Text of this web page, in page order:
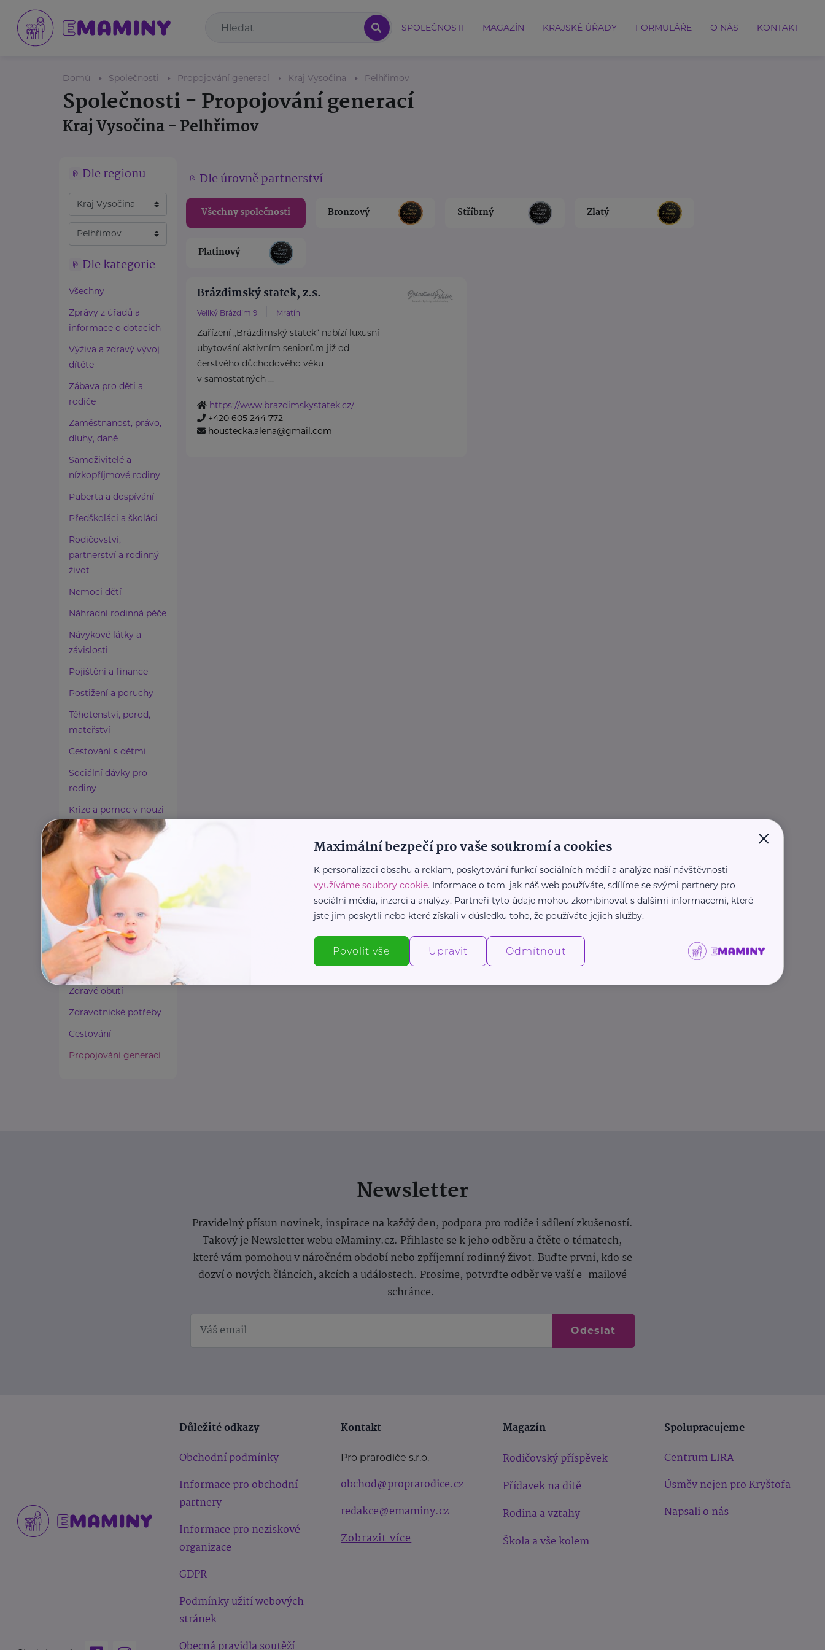
SPOLEČNOSTI MAGAZÍN KRAJSKÉ ÚŘADY FORMULÁŘE O NÁS KONTAKT
Domů Společnosti Propojování generací Kraj Vysočina Pelhřimov
Společnosti - Propojování generací
Kraj Vysočina - Pelhřimov
Dle regionu
Dle kategorie
Všechny
Zprávy z úřadů a
informace o dotacích
Výživa a zdravý vývoj
dítěte
Zábava pro děti a
rodiče
Zaměstnanost, právo,
dluhy, daně
Samoživitelé a
nízkopříjmové rodiny
Puberta a dospívání
Předškoláci a školáci
Rodičovství,
partnerství a rodinný
život
Nemoci dětí
Náhradní rodinná péče
Návykové látky a
závislosti
Pojištění a finance
Postižení a poruchy
Těhotenství, porod,
mateřství
Cestování s dětmi
Sociální dávky pro
rodiny
Krize a pomoc v nouzi
Paliativní péče
Rady a tipy
Harmonie duše a těla
Zaměstnávání osob ze
zdravotním
postižením
Lázeňství a wellness
Zdravé spaní a sezení
Zdravé obutí
Zdravotnické potřeby
Cestování
Propojování generací
Dle úrovně partnerství
Všechny společnosti Bronzový Stříbrný Zlatý
Platinový
Brázdimský statek, z.s.
Veliký Brázdim 9 Mratín
Zařízení „Brázdimský statek“ nabízí luxusní
ubytování aktivním seniorům již od
čerstvého důchodového věku
v samostatných ...
https://www.brazdimskystatek.cz/
+420 605 244 772
houstecka.alena@gmail.com
Newsletter
Pravidelný přísun novinek, inspirace na každý den, podpora pro rodiče i sdílení zkušeností.
Takový je Newsletter webu eMaminy.cz. Přihlaste se k jeho odběru a čtěte o tématech,
které vám pomohou v náročném období nebo zpříjemní rodinný život. Buďte první, kdo se
dozví o nových článcích, akcích a událostech. Prosíme, potvrďte odběr ve vaší e-mailové
schránce.
Odeslat
Důležité odkazy
Obchodní podmínky
Informace pro obchodní
partnery
Informace pro neziskové
organizace
GDPR
Podmínky užití webových
stránek
Obecná pravidla soutěží
Kontakt
Pro prarodiče s.r.o.
obchod@proprarodice.cz
redakce@emaminy.cz
Zobrazit více
Magazín
Rodičovský příspěvek
Přídavek na dítě
Rodina a vztahy
Škola a vše kolem
Spolupracujeme
Centrum LIRA
Úsměv nejen pro Kryštofa
Napsali o nás
×
Maximální bezpečí pro vaše soukromí a cookies
K personalizaci obsahu a reklam, poskytování funkcí sociálních médií a analýze naší návštěvnosti
využíváme soubory cookie. Informace o tom, jak náš web používáte, sdílíme se svými partnery pro
sociální média, inzerci a analýzy. Partneři tyto údaje mohou zkombinovat s dalšími informacemi, které
jste jim poskytli nebo které získali v důsledku toho, že používáte jejich služby.
Povolit vše Upravit Odmítnout